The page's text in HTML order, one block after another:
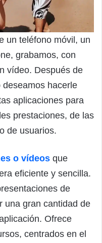
un teléfono móvil, un
grabamos, con
vídeo. Después de
hacerle
aplicaciones para
prestaciones, de las
de usuarios.
o vídeos que
eficiente y sencilla.
de
una gran cantidad de
Ofrece
centrados en el